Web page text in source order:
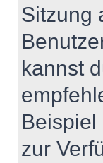
Sitzung
kannst
Beispiel
zur